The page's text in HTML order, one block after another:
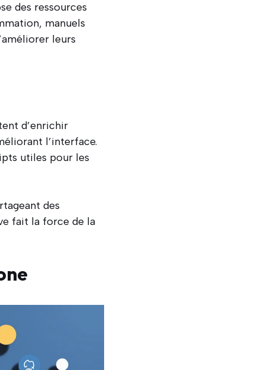
des ressources
manuels
leurs
d’enrichir
l’interface.
utiles pour les
des
fait la force de la